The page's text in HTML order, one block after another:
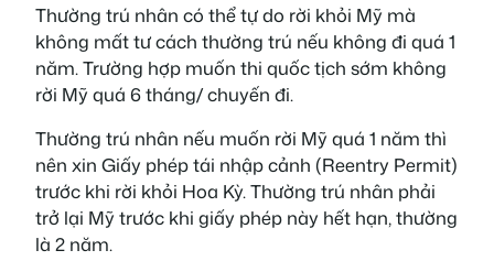
Thường trú nhân có thể tự do rời khỏi Mỹ mà
không mất tư cách thường trú nếu không đi quá 1
năm. Trường hợp muốn thi quốc tịch sớm không
rời Mỹ quá 6 tháng/ chuyến đi.
Thường trú nhân nếu muốn rời Mỹ quá 1 năm thì
nên xin Giấy phép tái nhập cảnh (Reentry Permit)
trước khi rời khỏi Hoa Kỳ. Thường trú nhân phải
trở lại Mỹ trước khi giấy phép này hết hạn, thường
là 2 năm.